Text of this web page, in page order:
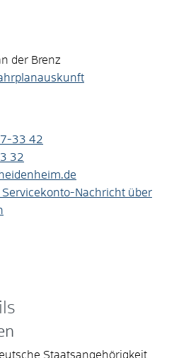
der Brenz
33 42
32
Servicekonto-Nachricht über
Staatsangehörigkeit.